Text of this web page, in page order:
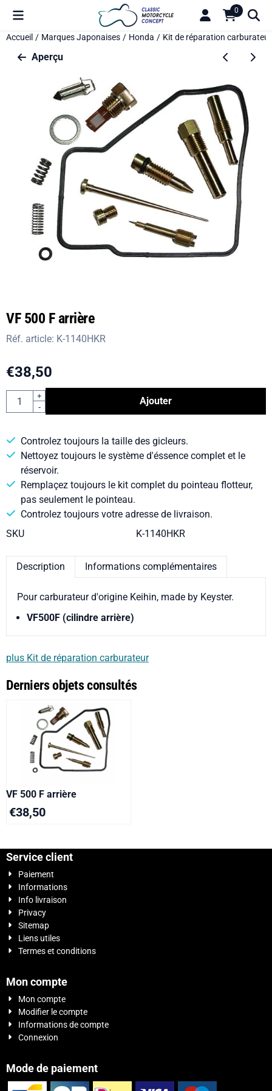
Préférences de cookies disponibles. Choisissez les paramètres
0
Accueil / Marques Japonaises / Honda / Kit de réparation carburateur
Aperçu
VF 500 F arrière
Réf. article: K-1140HKR
€38,50
Quantité
+
-
Ajouter
Controlez toujours la taille des gicleurs.
Nettoyez toujours le système d'éssence complet et le
réservoir.
Remplaçez toujours le kit complet du pointeau flotteur,
pas seulement le pointeau.
Controlez toujours votre adresse de livraison.
SKU
K-1140HKR
Description Informations complémentaires
Pour carburateur d'origine Keihin, made by Keyster.
VF500F (cilindre arrière)
plus Kit de réparation carburateur
Derniers objets consultés
VF 500 F arrière
€38,50
Service client
Paiement
Informations
Info livraison
Privacy
Sitemap
Liens utiles
Termes et conditions
Mon compte
Mon compte
Modifier le compte
Informations de compte
Connexion
Mode de paiement